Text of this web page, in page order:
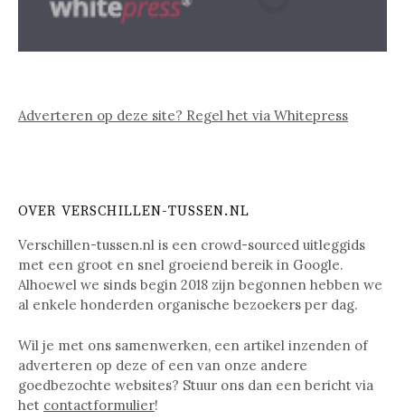
Adverteren op deze site? Regel het via Whitepress
OVER VERSCHILLEN-TUSSEN.NL
Verschillen-tussen.nl is een crowd-sourced uitleggids
met een groot en snel groeiend bereik in Google.
Alhoewel we sinds begin 2018 zijn begonnen hebben we
al enkele honderden organische bezoekers per dag.
Wil je met ons samenwerken, een artikel inzenden of
adverteren op deze of een van onze andere
goedbezochte websites? Stuur ons dan een bericht via
het contactformulier!